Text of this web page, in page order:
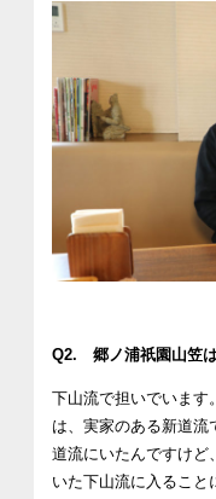
Q2. 郷ノ浦祇園山笠
下山流で担いでいます
は、実家のある新道流
道流にいたんですけど
いた下山流に入ること